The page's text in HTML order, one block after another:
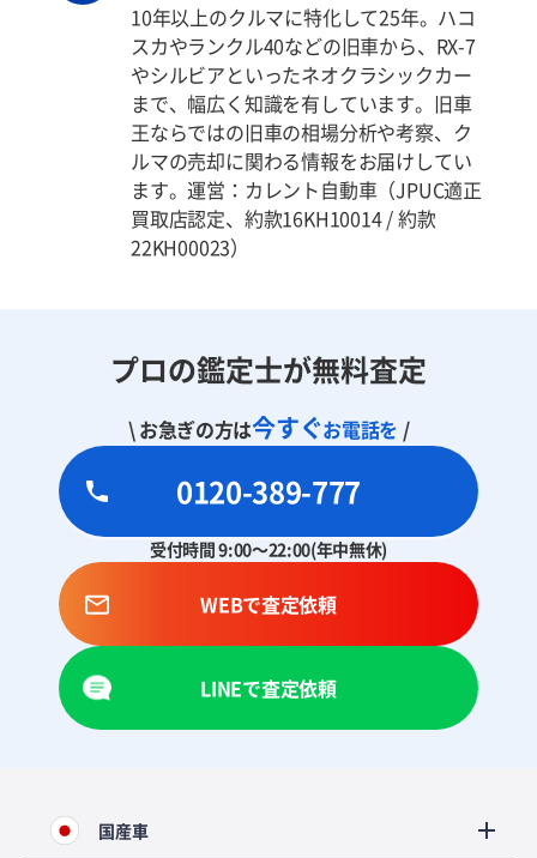
10年以上のクルマに特化して25年。ハコ
スカやランクル40などの旧車から、RX-7
やシルビアといったネオクラシックカー
まで、幅広く知識を有しています。旧車
王ならではの旧車の相場分析や考察、ク
ルマの売却に関わる情報をお届けしてい
ます。運営：カレント自動車（JPUC適正
買取店認定、約款16KH10014 / 約款
22KH00023）
プロの鑑定士が無料査定
\ お急ぎの方は今すぐお電話を /
0120-389-777
受付時間 9:00～22:00(年中無休)
WEBで査定依頼
LINEで査定依頼
国産車